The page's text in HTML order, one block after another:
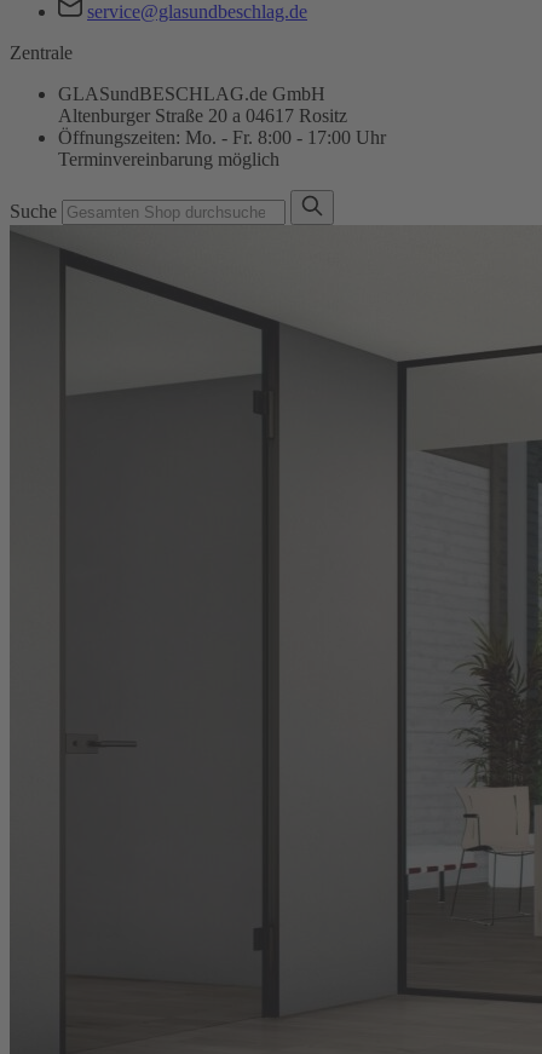
service@glasundbeschlag.de
Zentrale
GLASundBESCHLAG.de GmbH
Altenburger Straße 20 a 04617 Rositz
Öffnungszeiten: Mo. - Fr. 8:00 - 17:00 Uhr
Terminvereinbarung möglich
Suche